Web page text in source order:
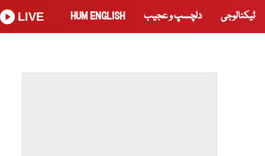
ٹیکنالوجی دلچسپ و عجیب HUM ENGLISH
LIVE